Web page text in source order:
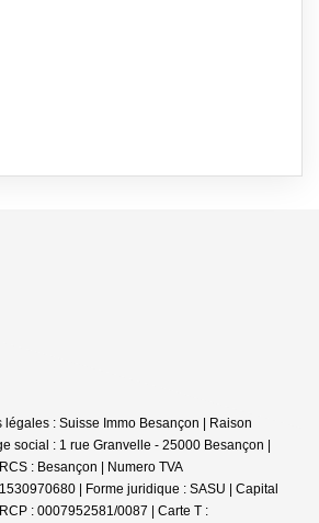
: Suisse Immo Besançon | Raison
social : 1 rue Granvelle - 25000 Besançon |
: Besançon | Numero TVA
| Forme juridique : SASU | Capital
: 0007952581/0087 | Carte T :